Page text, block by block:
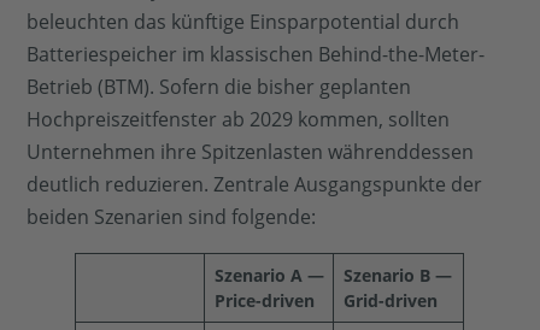
beleuchten das künftige Einsparpotential durch
Batteriespeicher im klassischen Behind-the-Meter-
Betrieb (BTM). Sofern die bisher geplanten
Hochpreiszeitfenster ab 2029 kommen, sollten
Unternehmen ihre Spitzenlasten währenddessen
deutlich reduzieren. Zentrale Ausgangspunkte der
beiden Szenarien sind folgende:
Szenario A —
Price-driven
Szenario B —
Grid-driven